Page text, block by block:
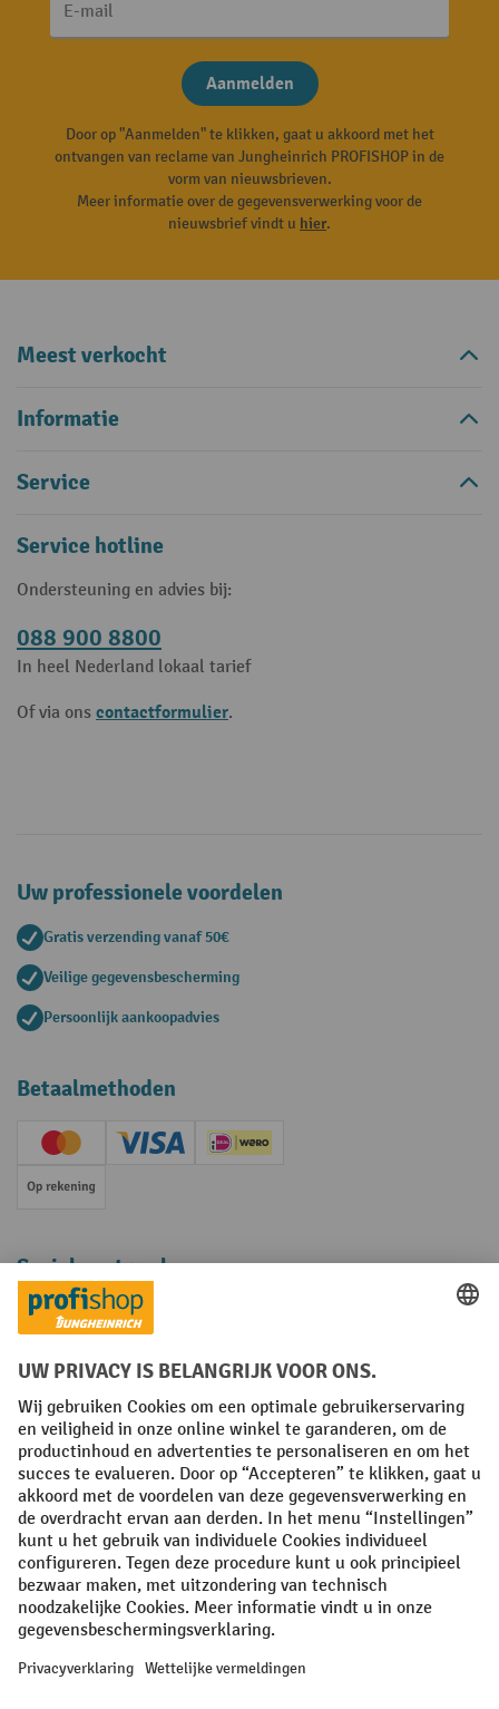
E-mail
Aanmelden
Door op "Aanmelden" te klikken, gaat u akkoord met het
ontvangen van reclame van Jungheinrich PROFISHOP in de
vorm van nieuwsbrieven.
Meer informatie over de gegevensverwerking voor de
nieuwsbrief vindt u hier.
Meest verkocht
Informatie
Service
Service hotline
Ondersteuning en advies bij:
088 900 8800
In heel Nederland lokaal tarief
Of via ons contactformulier.
Uw professionele voordelen
Gratis verzending vanaf 50€
Veilige gegevensbescherming
Persoonlijk aankoopadvies
Betaalmethoden
Creditcard (Master)Creditcard (Visa)iDEAL | Wero
Op rekening
Sociale netwerken
Facebook
YouTube
LinkedInInstagram
Algemene leveringsvoorwaarden Copyright
Privacyverklaring Privacy Instellingen
All prices excl. VAT plusshipping costs and possible delivery charges,
if not stated otherwise.
¹ De korting is geldig zolang de voorraad strekt. De korting is niet van
toepassing op speciale prijzen. Een combinatie met andere
procentuele kortingen of vouchers is niet mogelijk. | ² De korting
nieuwsbrief. De voucher is 10 dagen geldig en kan online worden